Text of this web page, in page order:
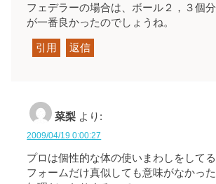
フェデラーの場合は、ボール２，３個
が一番良かったのでしょうね。
引用 返信
菜梨 より:
2009/04/19 0:00:27
プロは個性的な体の使いまわしをしてる
フォームだけ真似しても意味がなかっ